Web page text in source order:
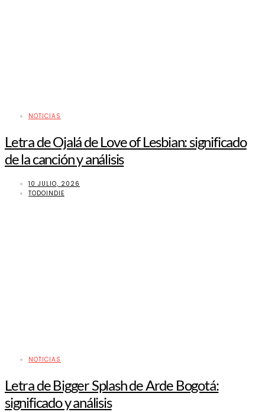
NOTICIAS
Letra de Ojalá de Love of Lesbian: significado
de la canción y análisis
10 JULIO, 2026
TODOINDIE
NOTICIAS
Letra de Bigger Splash de Arde Bogotá:
significado y análisis